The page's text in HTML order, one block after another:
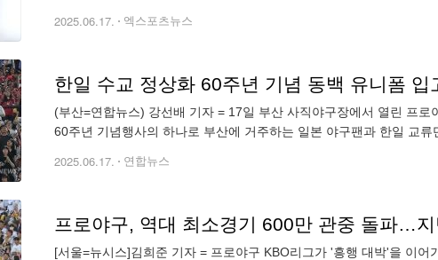
2025.06.17. 엑스포츠뉴스
한일 수교 정상화 60주년 기념 동백 유니폼 입
(부산=연합뉴스) 강선배 기자 = 17일 부산 사직야구장에서 열린 프
60주년 기념행사의 하나로 부산에 거주하는 일본 야구팬과 한일 교
2025.06.17. 연합뉴스
프로야구, 역대 최소경기 600만 관중 돌파…
[서울=뉴시스]김희준 기자 = 프로야구 KBO리그가 '흥행 대박'을 이